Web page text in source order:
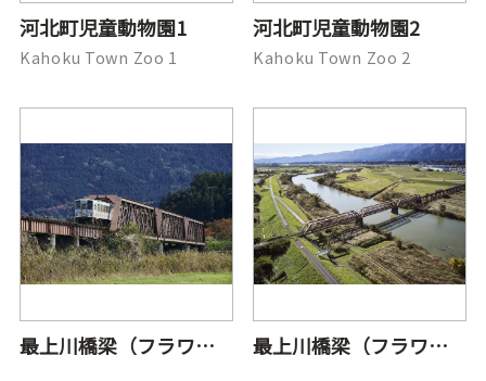
河北町児童動物園1
Kahoku Town Zoo 1
河北町児童動物園2
Kahoku Town Zoo 2
最上川橋梁（フラワー長井線）1 最上川橋梁（フラワー長井線）2